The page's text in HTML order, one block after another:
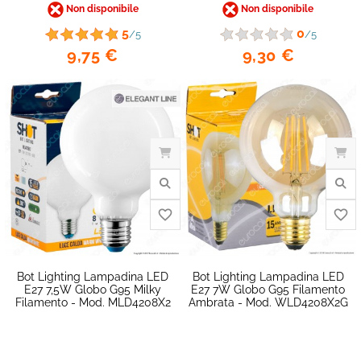
Non disponibile
5/5
9,75 €
Non disponibile
0/5
9,30 €
Bot Lighting Lampadina LED
E27 7,5W Globo G95 Milky
Filamento - Mod. MLD4208X2
Bot Lighting Lampadina LED
E27 7W Globo G95 Filamento
Ambrata - Mod. WLD4208X2G